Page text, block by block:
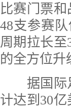
比赛门票
48支参赛
周期拉长
的全方位升
据国际足
计达到30